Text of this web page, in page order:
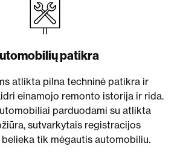
patikra
atlikta pilna techninė patikra ir
einamojo remonto istorija ir rida.
parduodami su atlikta
sutvarkytais registracijos
tik mėgautis automobiliu.